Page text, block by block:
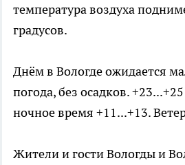
температура воздуха
градусов.
Днём в Вологде ожидается
погода, без осадков.
ночное время +11...+13.
Жители и гости Вологды и